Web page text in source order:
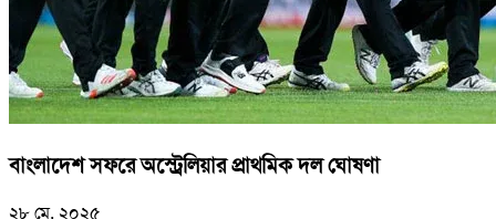
বাংলাদেশ সফরে অস্ট্রেলিয়ার প্রাথমিক দল ঘোষণা
২৮ মে, ২০২৫